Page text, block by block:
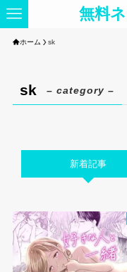
無料
ホーム sk
sk – category –
新着記事